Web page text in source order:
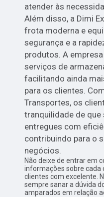
atender às
Além disso, a Dimi
frota moderna e
segurança e a
produtos. A
serviços de
facilitando ainda
para os clientes.
Transportes, os
tranquilidade de
entregues com
contribuindo para o
negócios.
Não deixe de entrar em
informações sobre cada
clientes com excelente.
sempre sanar a dúvida
amparados em relação